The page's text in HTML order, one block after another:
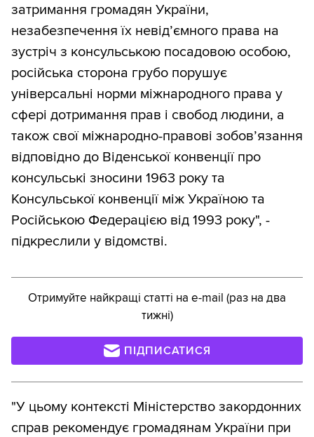
затримання громадян України,
незабезпечення їх невід’ємного права на
зустріч з консульською посадовою особою,
російська сторона грубо порушує
універсальні норми міжнародного права у
сфері дотримання прав і свобод людини, а
також свої міжнародно-правові зобов’язання
відповідно до Віденської конвенції про
консульські зносини 1963 року та
Консульської конвенції між Україною та
Російською Федерацією від 1993 року", -
підкреслили у відомстві.
Отримуйте найкращі статті на e-mail (раз на два
тижні)
ПІДПИСАТИСЯ
"У цьому контексті Міністерство закордонних
справ рекомендує громадянам України при